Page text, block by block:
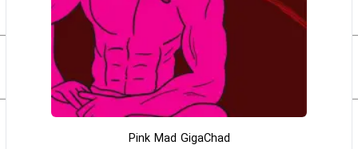
Pink Mad GigaChad